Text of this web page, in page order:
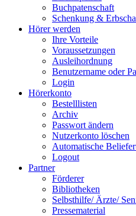
Buchpatenschaft
Schenkung &
Hörer werden
Ihre Vorteile
Voraussetzungen
Ausleihordnung
Benutzername oder
Login
Hörerkonto
Bestelllisten
Archiv
Passwort ändern
Nutzerkonto löschen
Automatische
Logout
Partner
Förderer
Bibliotheken
Selbsthilfe/ Ärzte/
Pressematerial